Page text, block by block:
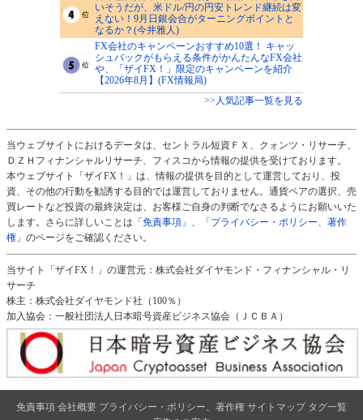
いそうだが、米ドル/円の円安トレンド継続は変
えない！9月日銀会合がターニングポイントと
なるか？(今井雅人)
FX会社のキャンペーンおすすめ10選！ キャッ
シュバックがもらえる条件がかんたんなFX会社
や、「ザイFX！」限定のキャンペーンを紹介
【2026年8月】(FX情報局)
>>人気記事一覧を見る
当ウェブサイトにおけるデータは、セントラル短資ＦＸ、クォンツ・リサーチ、
ＤＺＨフィナンシャルリサーチ、フィスコから情報の提供を受けております。
本ウェブサイト「ザイFX！」は、情報の提供を目的として運営しており、投
資、その他の行動を勧誘する目的では運営しておりません。通貨ペアの選択、売
買レートなど投資の最終決定は、お客様ご自身の判断でなさるようにお願いいた
します。さらに詳しいことは 「免責事項」 、
「プライバシー・ポリシー、著作
権」 のページをご確認ください。
当サイト「ザイFX！」の運営元：株式会社ダイヤモンド・フィナンシャル・リ
サーチ
株主：株式会社ダイヤモンド社（100％）
加入協会：一般社団法人日本暗号資産ビジネス協会（ＪＣＢＡ）
免責事項 会社概要 プライバシー・ポリシー、著作権 サイトマップ タグ一覧